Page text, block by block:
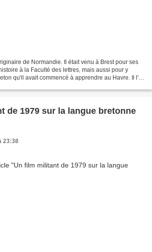
de Normandie. Il était venu à Brest pour ses
à la Faculté des lettres, mais aussi pour y
qu'il avait commencé à apprendre au Havre. Il l'a
de 1979 sur la langue bretonne
23:38